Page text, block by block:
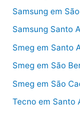
Samsung em
Samsung Santo
Smeg em Santo
Smeg em São
Smeg em São
Tecno em Santo